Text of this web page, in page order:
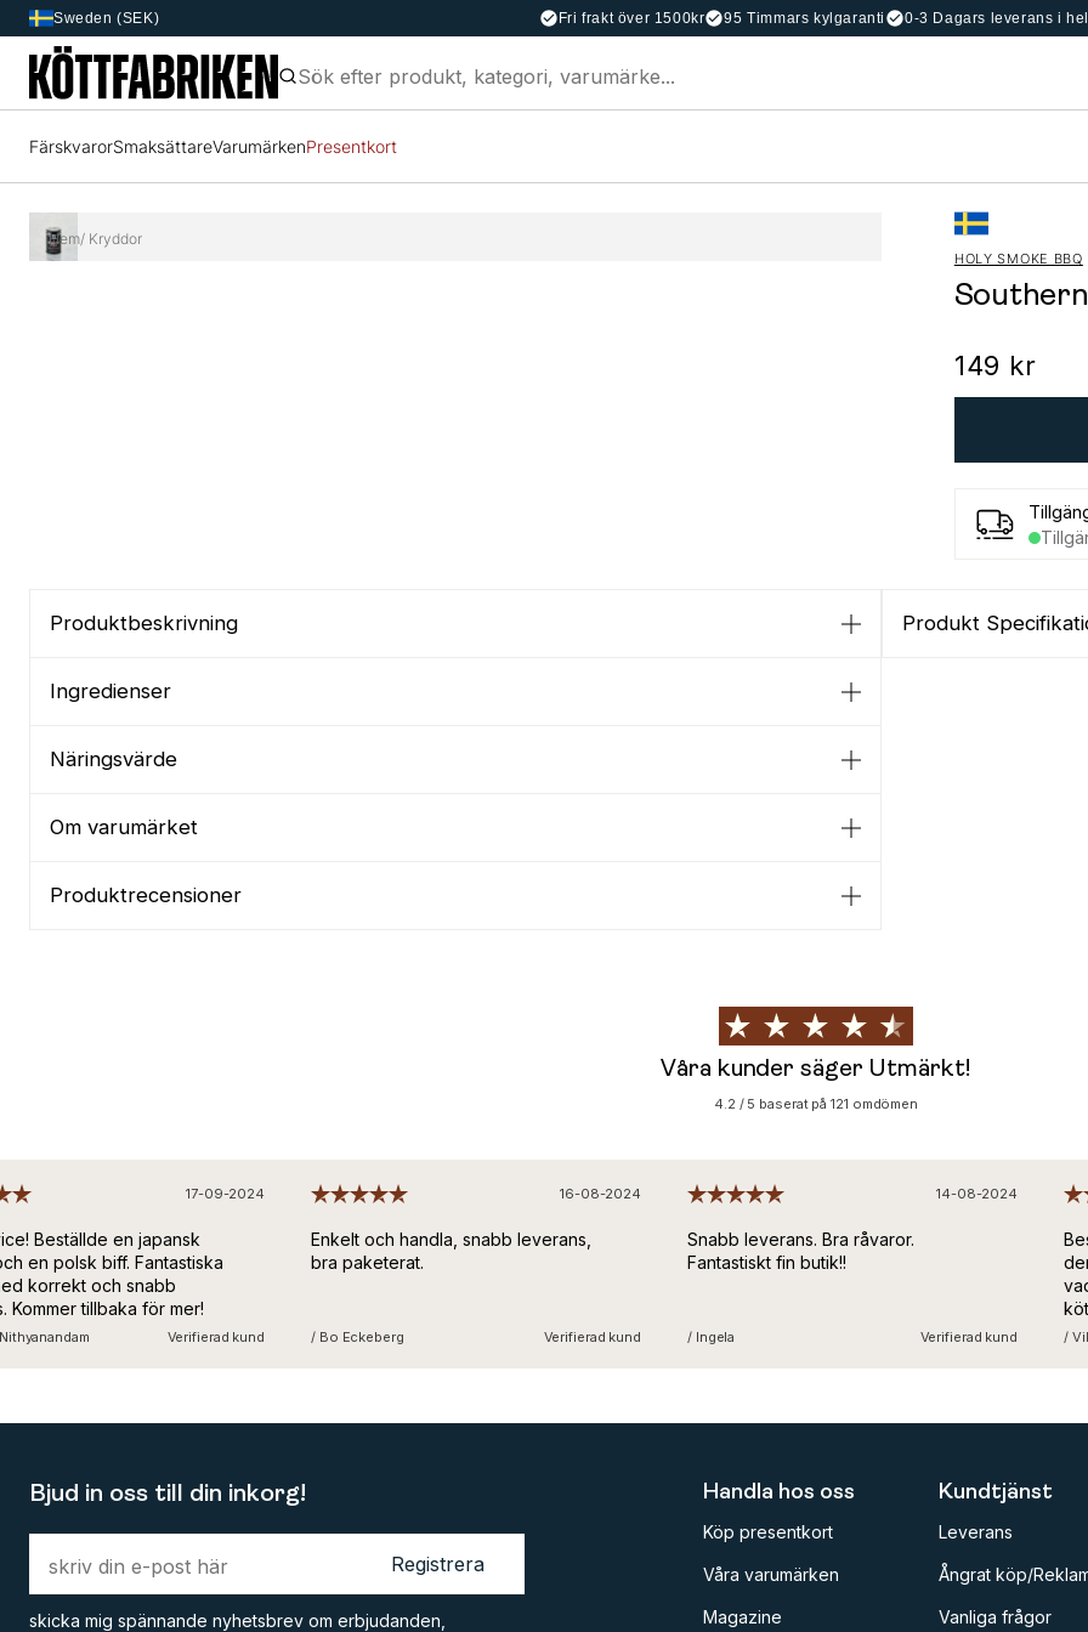
Sweden (SEK) Fri frakt över 1500kr 95 Timmars kylgaranti 0-3 Dagars leverans i
FärskvarorSmaksättareVarumärkenPresentkort
Hem/ Kryddor
HOLY SMOKE BBQ
149 kr
Produktbeskrivning
Ingredienser
Näringsvärde
Om varumärket
Produktrecensioner
Produkt
Våra kunder säger Utmärkt!
4.2 / 5 baserat på 121 omdömen
17-09-2024
Beställde en japansk
en polsk biff. Fantastiska
korrekt och snabb
Kommer tillbaka för mer!
Verifierad kund
16-08-2024
Enkelt och handla, snabb leverans,
bra paketerat.
/ Bo Eckeberg Verifierad kund
14-08-2024
Snabb leverans. Bra råvaror.
Fantastiskt fin butik!!
/ Ingela Verifierad kund /
Bjud in oss till din inkorg!
Registrera
skicka mig spännande nyhetsbrev om erbjudanden,
Handla hos oss
Köp presentkort
Våra varumärken
Magazine
Kundtjänst
Leverans
Ångrat köp/
Vanliga frågor